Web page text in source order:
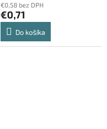
€0,58 bez DPH
€0,71
Do košíka